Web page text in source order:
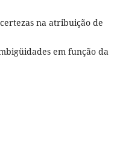
na atribuição de
em função da